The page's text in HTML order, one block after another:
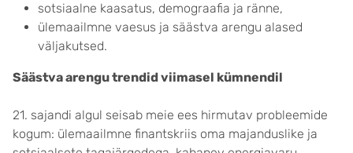
sotsiaalne kaasatus, demograafia ja ränne,
ülemaailmne vaesus ja säästva arengu alased
väljakutsed.
Säästva arengu trendid viimasel kümnendil
21. sajandi algul seisab meie ees hirmutav probleemide
kogum: ülemaailmne finantskriis oma majanduslike ja